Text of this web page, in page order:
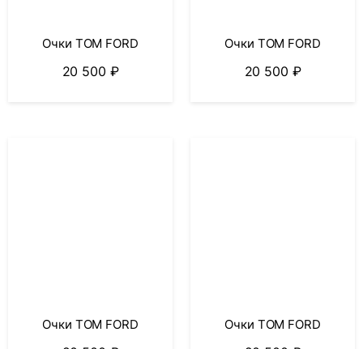
Очки TOM FORD
20 500 ₽
Очки TOM FORD
20 500 ₽
Очки TOM FORD Очки TOM FORD